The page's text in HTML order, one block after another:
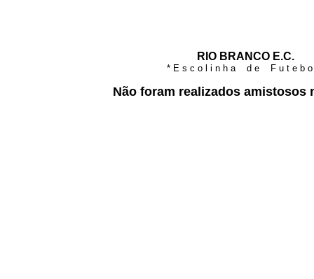
RIO BRANCO E.C.
* E s c o l i n h a d e F u t e b o
Não foram realizados amistosos